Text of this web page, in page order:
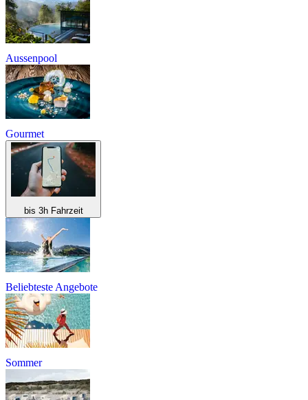
Aussenpool
Gourmet
bis 3h Fahrzeit
Beliebteste Angebote
Sommer